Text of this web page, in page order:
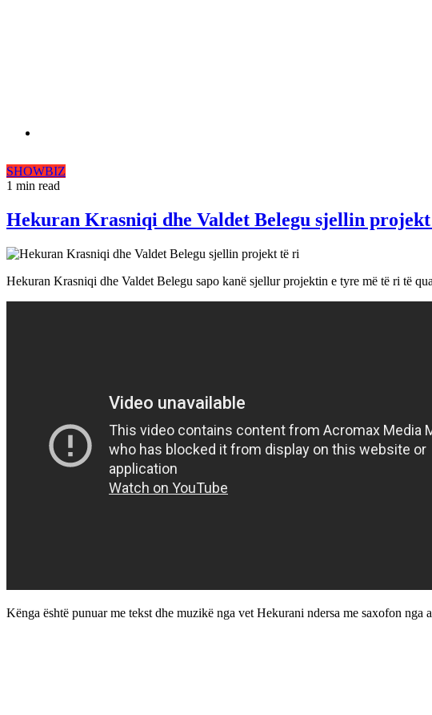
SHOWBIZ
1 min read
Hekuran Krasniqi dhe Valdet Belegu sjellin
Hekuran Krasniqi dhe Valdet Belegu sapo kanë sjellur projektin e tyre më të ri të
Kënga është punuar me tekst dhe muzikë nga vet Hekurani ndersa me saxofon